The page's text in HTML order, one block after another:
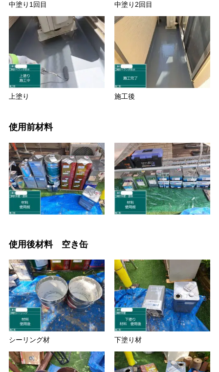
中塗り1回目 中塗り2回目
上塗り 施工後
使用前材料
使用後材料 空き缶
シーリング材 下塗り材